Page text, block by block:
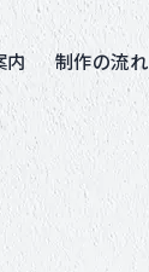
内 制作の流れ